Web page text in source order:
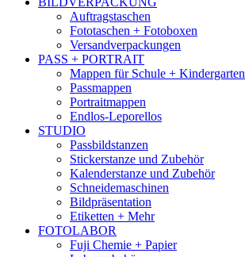
Auftragstaschen
Fototaschen + Fotoboxen
Versandverpackungen
PASS + PORTRAIT
Mappen für Schule + Kindergarten
Passmappen
Portraitmappen
Endlos-Leporellos
STUDIO
Passbildstanzen
Stickerstanze und Zubehör
Kalenderstanze und Zubehör
Schneidemaschinen
Bildpräsentation
Etiketten + Mehr
FOTOLABOR
Fuji Chemie + Papier